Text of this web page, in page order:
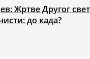
Жртве Другог
до када?